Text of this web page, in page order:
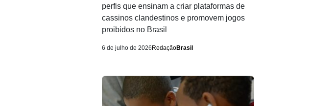
perfis que ensinam a criar plataformas de
cassinos clandestinos e promovem jogos
proibidos no Brasil
6 de julho de 2026 RedaçãoBrasil